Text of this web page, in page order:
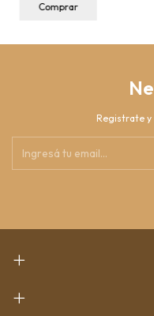
Comprar
Registrate y